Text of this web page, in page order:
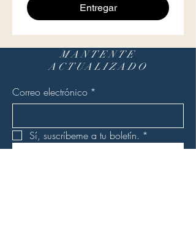
Entregar
MANTENTE
ACTUALIZADO
Correo electrónico *
Sí, suscríbeme a tu boletín. *